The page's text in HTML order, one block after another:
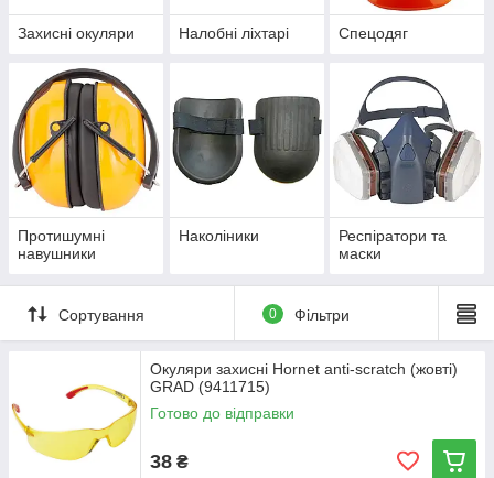
Захисні окуляри Налобні ліхтарі Спецодяг
Протишумні
навушники
Наколіники
Респіратори та
маски
Сортування 0 Фільтри
Окуляри захисні Hornet anti-scratch (жовті)
GRAD (9411715)
Готово до відправки
38 ₴